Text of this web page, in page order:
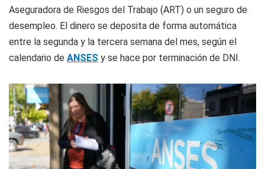
Aseguradora de Riesgos del Trabajo (ART) o un seguro de
desempleo. El dinero se deposita de forma automática
entre la segunda y la tercera semana del mes, según el
calendario de ANSES y se hace por terminación de DNI.